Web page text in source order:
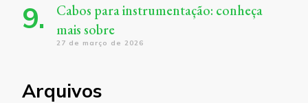
Cabos para instrumentação: conheça
mais sobre
27 de março de 2026
Arquivos